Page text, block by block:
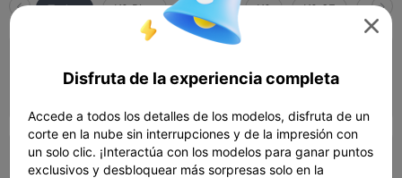
Todos K2 Plus K2 Pro K2 K2 SE
58m 01s 16.70g
0.2mm layer, 6 walls, 100% infill

Disfruta de la experiencia completa
Accede a todos los detalles de los modelos, disfruta de un
corte en la nube sin interrupciones y de la impresión con
un solo clic. ¡Interactúa con los modelos para ganar puntos
exclusivos y desbloquear más sorpresas solo en la